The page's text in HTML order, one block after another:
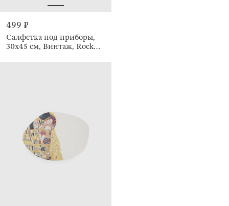
499 ₽
Салфетка под приборы,
30х45 см, Винтаж, Rock